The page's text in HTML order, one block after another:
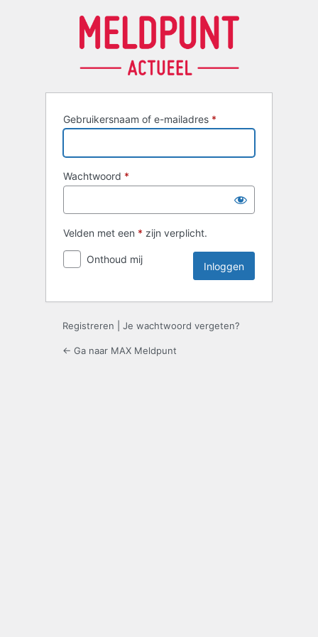
Gebruikersnaam of e-mailadres *
Wachtwoord *
Velden met een * zijn verplicht.
Onthoud mij
Registreren Je wachtwoord vergeten?
← Ga naar MAX Meldpunt